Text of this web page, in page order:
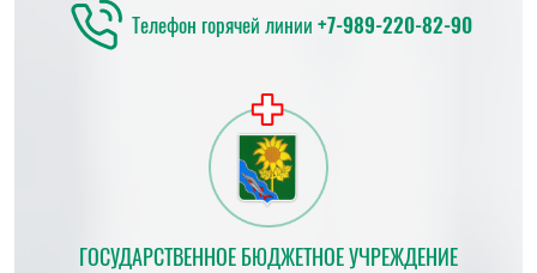
Телефон горячей линии +7-989-220-82-90
ГОСУДАРСТВЕННОЕ БЮДЖЕТНОЕ УЧРЕЖДЕНИЕ